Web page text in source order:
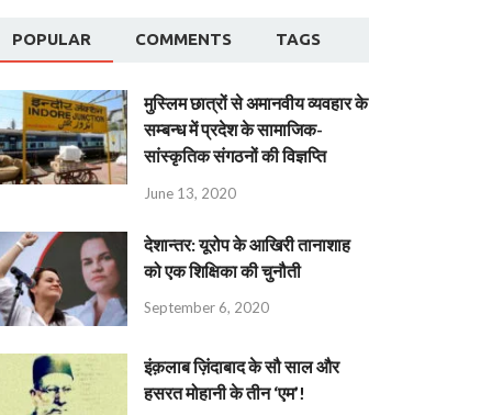
POPULAR COMMENTS TAGS
मुस्लिम छात्रों से अमानवीय व्यवहार के
सम्बन्ध में प्रदेश के सामाजिक-
सांस्कृतिक संगठनों की विज्ञप्ति
June 13, 2020
देशान्‍तर: यूरोप के आखिरी तानाशाह
को एक शिक्षिका की चुनौती
September 6, 2020
इंक़लाब ज़िंदाबाद के सौ साल और
हसरत मोहानी के तीन ‘एम’!